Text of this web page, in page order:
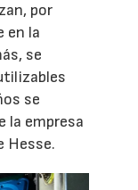
por
en la
se
se
la empresa
Hesse.